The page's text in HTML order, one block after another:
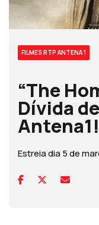
FILMES RTP ANTENA 1
“The
Dívida
Antena1!
Estreia dia 5 de